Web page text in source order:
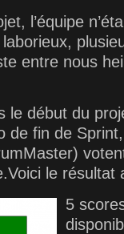
l’équipe
entre nous
le début du
de fin de
Voici le résultat
5